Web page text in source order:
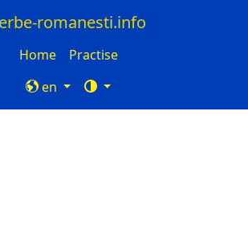
romanesti.info
Home
Practise
en